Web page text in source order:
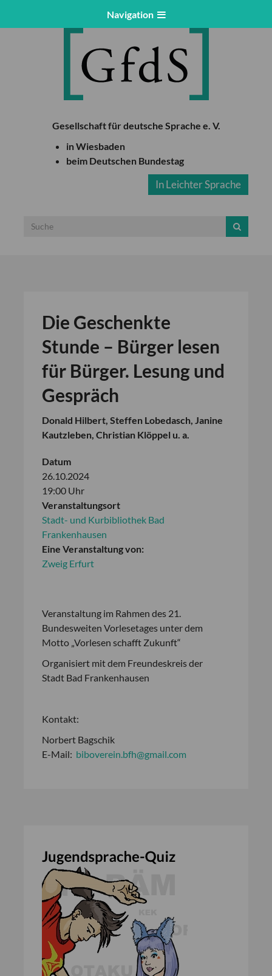
Navigation
Gesellschaft für deutsche Sprache e. V.
in Wiesbaden
beim Deutschen Bundestag
In Leichter Sprache
Die Geschenkte
Stunde – Bürger lesen
für Bürger. Lesung und
Gespräch
Donald Hilbert, Steffen Lobedasch, Janine
Kautzleben, Christian Klöppel u. a.
Datum
26.10.2024
19:00 Uhr
Veranstaltungsort
Stadt- und Kurbibliothek Bad
Frankenhausen
Eine Veranstaltung von:
Zweig Erfurt
Veranstaltung im Rahmen des 21.
Bundesweiten Vorlesetages unter dem
Motto „Vorlesen schafft Zukunft“
Organisiert mit dem Freundeskreis der
Stadt Bad Frankenhausen
Kontakt:
Norbert Bagschik
E-Mail: biboverein.bfh@gmail.com